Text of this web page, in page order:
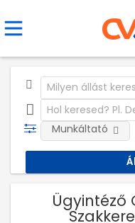
Munkáltató
Ügyintéző